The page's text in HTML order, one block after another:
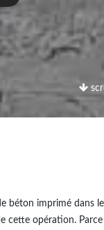
béton imprimé dans
cette opération.